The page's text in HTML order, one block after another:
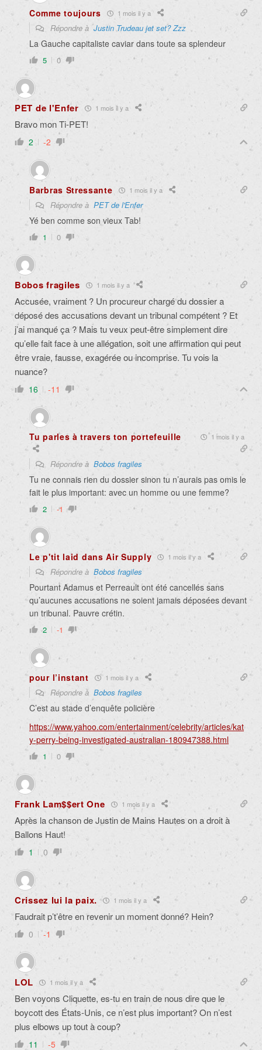
Comme toujours 1 mois il y a
Répondre àJustin Trudeau jet set? Zzz
La Gauche capitaliste caviar dans toute sa splendeur
5 0
PET de l'Enfer 1 mois il y a
Bravo mon Ti-PET!
2 -2
Barbras Stressante 1 mois il y a
Répondre à PET de l'Enfer
Yé ben comme son vieux Tab!
1 0
Bobos fragiles 1 mois il y a
Accusée, vraiment ? Un procureur chargé du dossier a
déposé des accusations devant un tribunal compétent ? Et
j’ai manqué ça ? Mais tu veux peut-être simplement dire
qu’elle fait face à une allégation, soit une affirmation qui peut
être vraie, fausse, exagérée ou incomprise. Tu vois la
nuance?
16 -11
Tu parles à travers ton portefeuille 1 mois il y a
Répondre à Bobos fragiles
Tu ne connais rien du dossier sinon tu n’aurais pas omis le
fait le plus important: avec un homme ou une femme?
2 -1
Le p'tit laid dans Air Supply 1 mois il y a
Répondre à Bobos fragiles
Pourtant Adamus et Perreault ont été cancellés sans
qu’aucunes accusations ne soient jamais déposées devant
un tribunal. Pauvre crétin.
2 -1
pour l’instant 1 mois il y a
Répondre à Bobos fragiles
C’est au stade d’enquête policière
https://www.yahoo.com/entertainment/celebrity/articles/kat
y-perry-being-investigated-australian-180947388.html
1 0
Frank Lam$$ert One 1 mois il y a
Après la chanson de Justin de Mains Hautes on a droit à
Ballons Haut!
1 0
Crissez lui la paix. 1 mois il y a
Faudrait p’t’être en revenir un moment donné? Hein?
0 -1
LOL 1 mois il y a
Ben voyons Cliquette, es-tu en train de nous dire que le
boycott des États-Unis, ce n’est plus important? On n’est
plus elbows up tout à coup?
11 -5